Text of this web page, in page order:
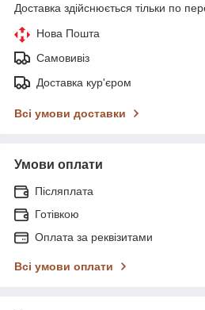
Доставка здійснюється тільки по
Нова Пошта
Самовивіз
Доставка кур'єром
Всі умови доставки
Умови оплати
Післяплата
Готівкою
Оплата за реквізитами
Всі умови оплати